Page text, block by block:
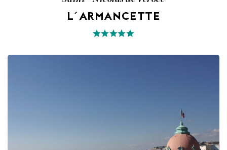
L´ARMANCETTE